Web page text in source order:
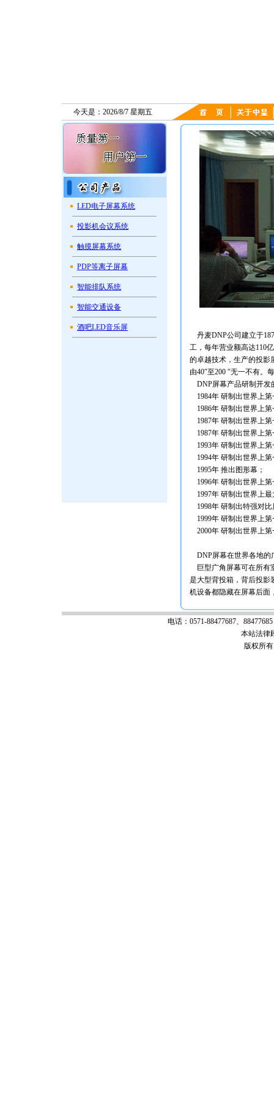
今天是：2026/8/7 星期五
LED电子屏幕系统
投影机会议系统
触摸屏幕系统
PDP等离子屏幕
智能排队系统
智能交通设备
酒吧LED音乐屏
丹麦DNP公司建立于
工，每年营业额高达110
的卓越技术，生产的投影
由40″至200 ″无一不有。
DNP屏幕产品研制开发
1984年 研制出世界上第
1986年 研制出世界上
1987年 研制出世界上第
1987年 研制出世界上第
1993年 研制出世界上第
1994年 研制出世界上第
1995年 推出图形幕；
1996年 研制出世界上第
1997年 研制出世界上最
1998年 研制出特强对比
1999年 研制出世界上第
2000年 研制出世界上第
DNP屏幕在世界各地的
巨型广角屏幕可在所有
是大型背投箱，背后投影
机设备都隐藏在屏幕后面
电话：0571-88477687、
本站法律
版权所